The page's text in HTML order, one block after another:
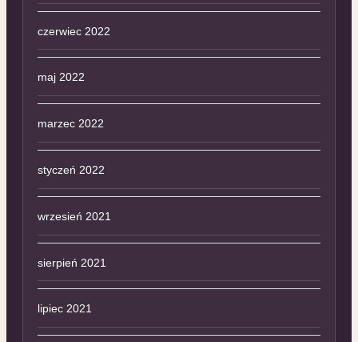
czerwiec 2022
maj 2022
marzec 2022
styczeń 2022
wrzesień 2021
sierpień 2021
lipiec 2021